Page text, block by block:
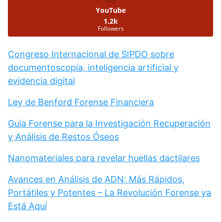
YouTube
1.2k
Followers
Congreso Internacional de SIPDO sobre
documentoscopía, inteligencia artificial y
evidencia digital
Ley de Benford Forense Financiera
Guía Forense para la Investigación Recuperación
y Análisis de Restos Óseos
Nanomateriales para revelar huellas dactilares
Avances en Análisis de ADN: Más Rápidos,
Portátiles y Potentes – La Revolución Forense ya
Está Aquí